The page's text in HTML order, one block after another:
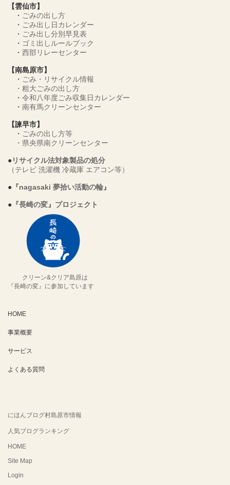
【雲仙市】
・ ごみの出し方
・ ごみ出し日カレンダー
・ ごみ出し分別早見表
・ ゴミ出しルールブック
・ 西部リレーセンター
【南島原市】
・ ごみ・リサイクル情報
・ 粗大ごみの出し方
・ 令和八年度ごみ収集日カレンダー
・ 南有馬クリーンセンター
【諫早市】
・ ごみの出し方等
・ 県央県南クリーンセンター
●リサイクル法対象製品の処分
（テレビ 洗濯機 冷蔵庫 エアコン等）
● 『nagasaki 夢拾い活動の輪』
● 『長崎の変』プロジェクト
クリーン&クリア島原は
『長崎の変』に参加しています
HOME
事業概要
サービス
よくある質問
にほんブログ村島原市情報
人気ブログランキング
HOME
Site Map
Login